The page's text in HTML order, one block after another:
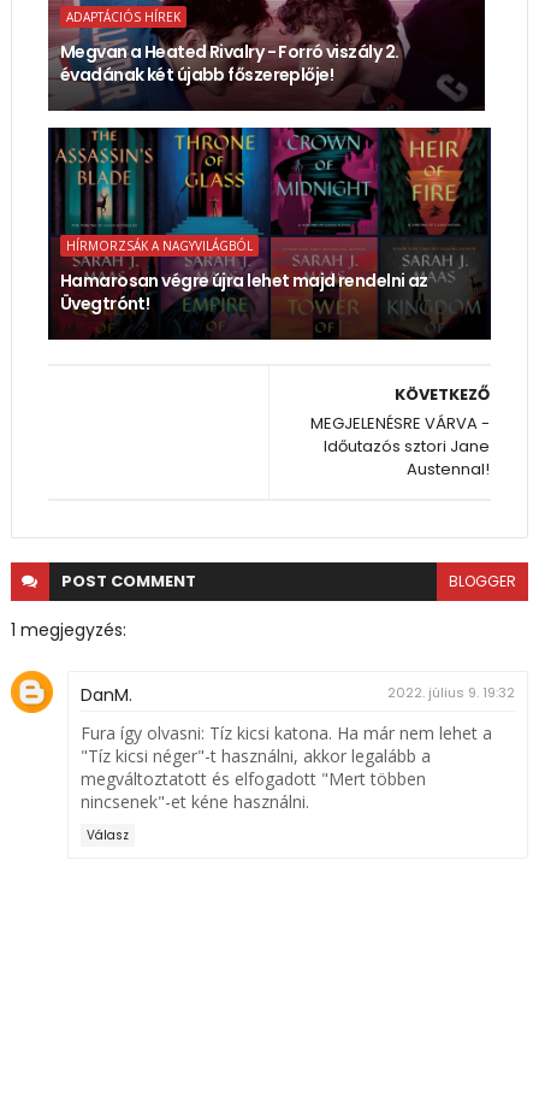
ADAPTÁCIÓS HÍREK
Megvan a Heated Rivalry - Forró viszály 2.
évadának két újabb főszereplője!
HÍRMORZSÁK A NAGYVILÁGBÓL
Hamarosan végre újra lehet majd rendelni az
Üvegtrónt!
KÖVETKEZŐ
MEGJELENÉSRE VÁRVA -
Időutazós sztori Jane
Austennal!
POST COMMENT BLOGGER
1 megjegyzés:
DanM. 2022. július 9. 19:32
Fura így olvasni: Tíz kicsi katona. Ha már nem lehet a
"Tíz kicsi néger"-t használni, akkor legalább a
megváltoztatott és elfogadott "Mert többen
nincsenek"-et kéne használni.
Válasz